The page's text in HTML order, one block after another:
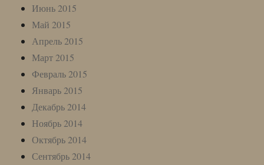
Июнь 2015
Май 2015
Апрель 2015
Март 2015
Февраль 2015
Январь 2015
Декабрь 2014
Ноябрь 2014
Октябрь 2014
Сентябрь 2014